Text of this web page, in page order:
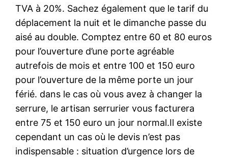
TVA à 20%. Sachez également que le tarif du
déplacement la nuit et le dimanche passe du
aisé au double. Comptez entre 60 et 80 euros
pour l’ouverture d’une porte agréable
autrefois de mois et entre 100 et 150 euro
pour l’ouverture de la même porte un jour
férié. dans le cas où vous avez à changer la
serrure, le artisan serrurier vous facturera
entre 75 et 150 euro un jour normal.Il existe
cependant un cas où le devis n’est pas
indispensable : situation d’urgence lors de